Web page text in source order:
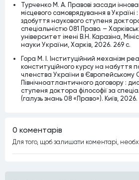
Турченко М. А. Правові засади
місцевого самоврядування в Україні
здобуття наукового ступеня доктора
спеціальністю 081 Право. –
університет імені В.Н. Каразіна,
науки України, Харків, 2026. 269 c.
Гора М. І. Інституційний механізм
конституційного курсу на набуття
членства України в Європейському
Північноатлантичного договору :
ступеня доктора філософії за
(галузь знань 08 «Право»). Київ, 2026.
0 коментарiв
Для того, щоб залишати коментарi,